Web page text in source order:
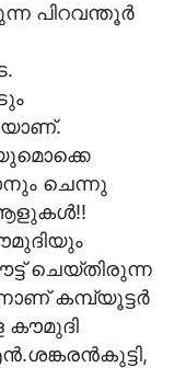
പിറവന്തൂര്‍
ചെന്നു
ചെയ്തിരുന്ന
കമ്പ്യൂട്ടര്‍
കൗമുദി